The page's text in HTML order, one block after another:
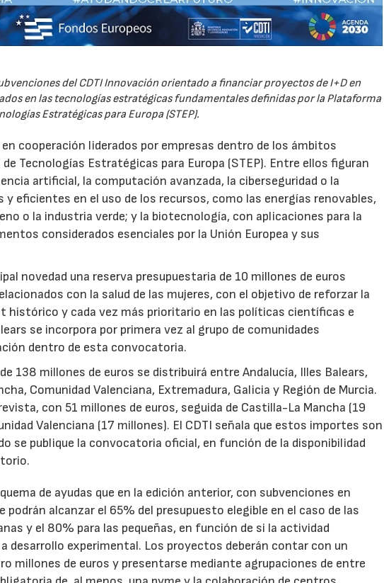
del CDTI Innovación orientado a financiar proyectos de I+D en
en las tecnologías estratégicas fundamentales definidas por la Plataforma
Estratégicas para Europa (STEP).
cooperación liderados por empresas dentro de los ámbitos
Tecnologías Estratégicas para Europa (STEP). Entre ellos figuran
artificial, la computación avanzada, la ciberseguridad o la
eficientes en el uso de los recursos, como las energías renovables,
o la industria verde; y la biotecnología, con aplicaciones para la
considerados esenciales por la Unión Europea y sus
novedad una reserva presupuestaria de 10 millones de euros
con la salud de las mujeres, con el objetivo de reforzar la
histórico y cada vez más prioritario en las políticas científicas e
se incorpora por primera vez al grupo de comunidades
dentro de esta convocatoria.
138 millones de euros se distribuirá entre Andalucía, Illes Balears,
Comunidad Valenciana, Extremadura, Galicia y Región de Murcia.
con 51 millones de euros, seguida de Castilla-La Mancha (19
Valenciana (17 millones). El CDTI señala que estos importes son
se publique la convocatoria oficial, en función de la disponibilidad
de ayudas que en la edición anterior, con subvenciones en
alcanzar el 65% del presupuesto elegible en el caso de las
y el 80% para las pequeñas, en función de si la actividad
desarrollo experimental. Los proyectos deberán contar con un
millones de euros y presentarse mediante agrupaciones de entre